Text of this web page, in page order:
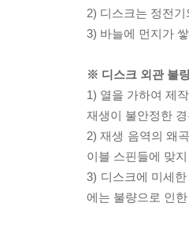
2) 디스크는 정전
3) 바늘에 먼지가
※ 디스크 외관 불
1) 열을 가하여 제
재생이 불안정한
2) 재생 음역의 왜
이블 스핀들에 맞
3) 디스크에 미세
에는 불량으로 인